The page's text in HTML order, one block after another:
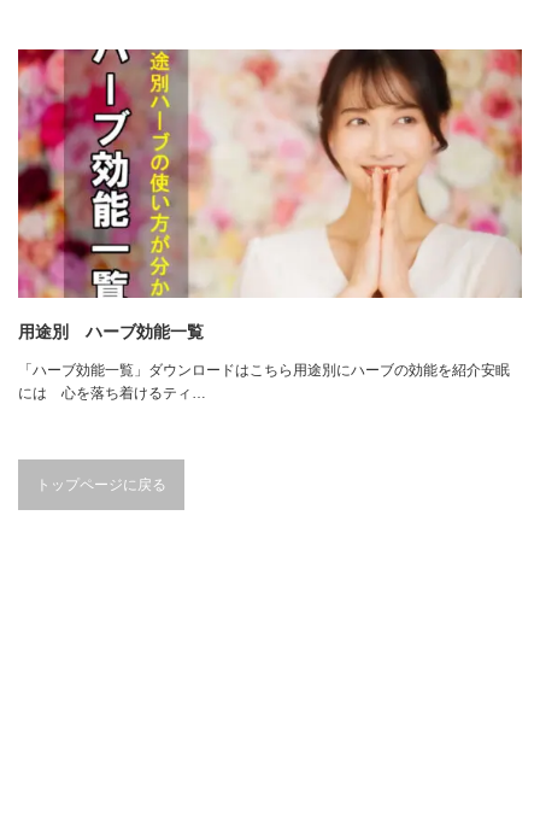
用途別 ハーブ効能一覧
「ハーブ効能一覧」ダウンロードはこちら用途別にハーブの効能を紹介安眠
には 心を落ち着けるティ…
トップページに戻る